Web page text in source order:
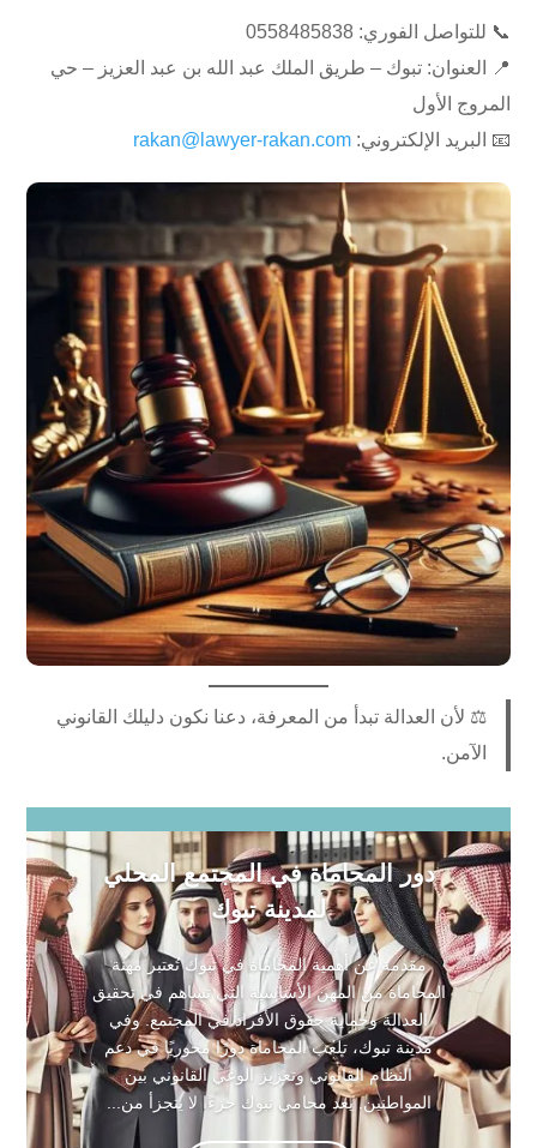
📞 للتواصل الفوري: ⁦0558485838⁩
📍 العنوان: تبوك – طريق الملك عبد الله بن عبد العزيز – حي
المروج الأول
📧 البريد الإلكتروني:rakan@lawyer-rakan.com
⚖️ لأن العدالة تبدأ من المعرفة، دعنا نكون دليلك القانوني
الآمن.
دور المحاماة في المجتمع المحلي
لمدينة تبوك
مقدمة عن أهمية المحاماة في تبوك تُعتبر مهنة
المحاماة من المهن الأساسية التي تساهم في تحقيق
العدالة وحماية حقوق الأفراد في المجتمع. وفي
مدينة تبوك، تلعب المحاماة دورًا محوريًا في دعم
النظام القانوني وتعزيز الوعي القانوني بين
المواطنين. يعد محامي تبوك جزءًا لا يتجزأ من...